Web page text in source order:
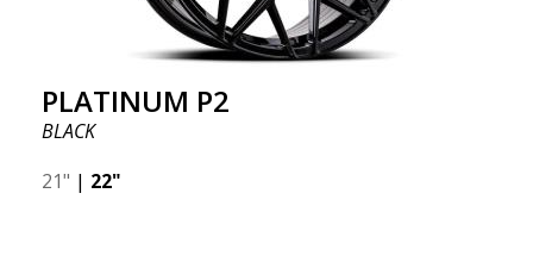
PLATINUM P2
BLACK
21" | 22"